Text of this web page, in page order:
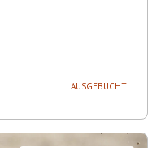
AUSGEBUCHT